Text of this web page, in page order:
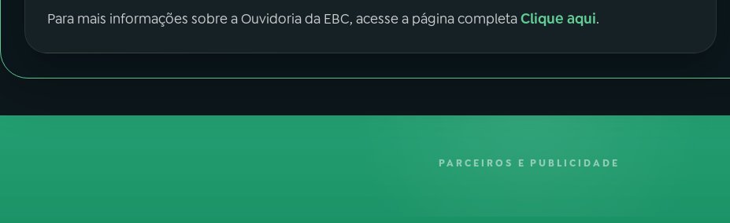
Para mais informações sobre a Ouvidoria da EBC, acesse a página completaClique aqui.
PARCEIROS E PUBLICIDADE